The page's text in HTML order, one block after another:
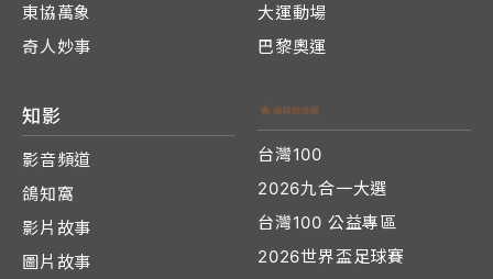
東協萬象
奇人妙事
大運動場
巴黎奧運
知影
影音頻道
鴿知窩
影片故事
圖片故事
台灣100
2026九合一大選
台灣100 公益專區
2026世界盃足球賽